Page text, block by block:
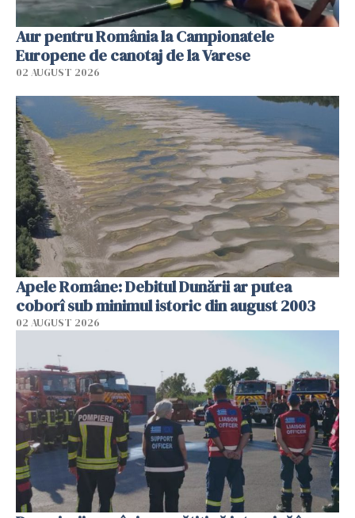
Aur pentru România la Campionatele
Europene de canotaj de la Varese
02 AUGUST 2026
Apele Române: Debitul Dunării ar putea
coborî sub minimul istoric din august 2003
02 AUGUST 2026